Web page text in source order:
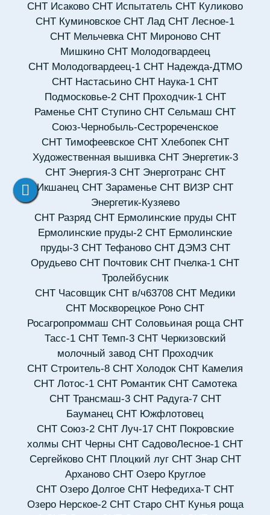
СНТ Исаково СНТ Испытатель СНТ Куликово
СНТ Куминовское СНТ Лад СНТ Лесное-1
СНТ Мельчевка СНТ Мироново СНТ
Мишкино СНТ Молодогвардеец
СНТ Молодогвардеец-1 СНТ Надежда-ДТМО
СНТ Настасьино СНТ Наука-1 СНТ
Подмосковье-2 СНТ Проходчик-1 СНТ
Раменье СНТ Ступино СНТ Сельмаш СНТ
Союз-Чернобыль-Сестрореченское
СНТ Тимофеевское СНТ Хлебопек СНТ
Художественная вышивка СНТ Энергетик-3
СНТ Энергия-3 СНТ Энерготранс СНТ
Икшанец СНТ Зараменье СНТ ВИЗР СНТ
Энергетик-Кузяево
СНТ Разряд СНТ Ермолинские пруды СНТ
Ермолинские пруды-2 СНТ Ермолинские
пруды-3 СНТ Тефаново СНТ ДЭМЗ СНТ
Орудьево СНТ Почтовик СНТ Пчелка-1 СНТ
Тролейбусник
СНТ Часовщик СНТ в/ч63708 СНТ Медики
СНТ Москворецкое Роно СНТ
Росагропроммаш СНТ Соловьиная роща СНТ
Тасс-1 СНТ Темп-3 СНТ Черкизовский
молочный завод СНТ Проходчик
СНТ Строитель-8 СНТ Холодок СНТ Камелия
СНТ Лотос-1 СНТ Романтик СНТ Самотека
СНТ Трансмаш-3 СНТ Радуга-7 СНТ
Бауманец СНТ Южфлотовец
СНТ Союз-2 СНТ Луч-17 СНТ Покровские
холмы СНТ Черны СНТ СадовоЛесное-1 СНТ
Сергейково СНТ Плоцкий луг СНТ Знар СНТ
Арханово СНТ Озеро Круглое
СНТ Озеро Долгое СНТ Нефедиха-Т СНТ
Озеро Нерское-2 СНТ Старо СНТ Кунья роща